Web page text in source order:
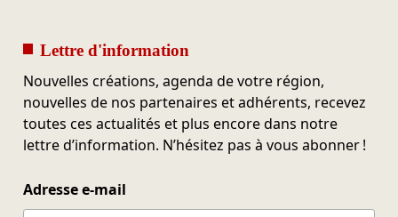
Lettre d'information
Nouvelles créations, agenda de votre région,
nouvelles de nos partenaires et adhérents, recevez
toutes ces actualités et plus encore dans notre
lettre d’information. N’hésitez pas à vous abonner !
Adresse e-mail